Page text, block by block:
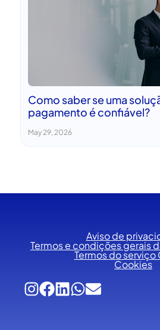
Como saber se uma
pagamento é confiável?
May 29, 2026
Aviso de
Termos e condições gerais
Termos do serviço
Cookies